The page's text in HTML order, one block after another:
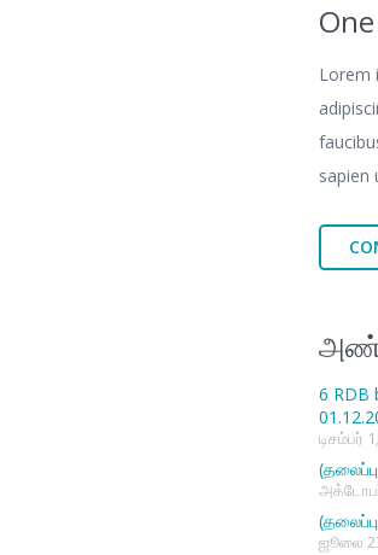
Lorem
sapien
6 RDB
டிசம்பர்
ஜூலை